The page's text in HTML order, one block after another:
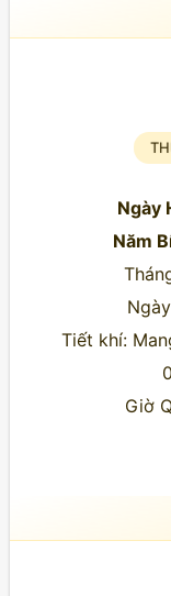
Ngày
Năm
Tiết khí:
Giờ